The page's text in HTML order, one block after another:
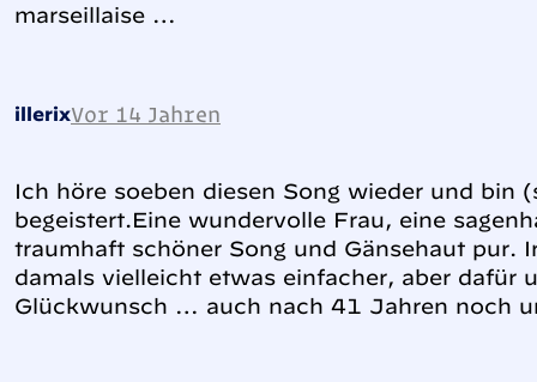
marseillaise …
illerixVor 14 Jahren
Ich höre soeben diesen Song wieder und bin
begeistert.Eine wundervolle Frau, eine
traumhaft schöner Song und Gänsehaut pur.
damals vielleicht etwas einfacher, aber dafür
Glückwunsch … auch nach 41 Jahren noch